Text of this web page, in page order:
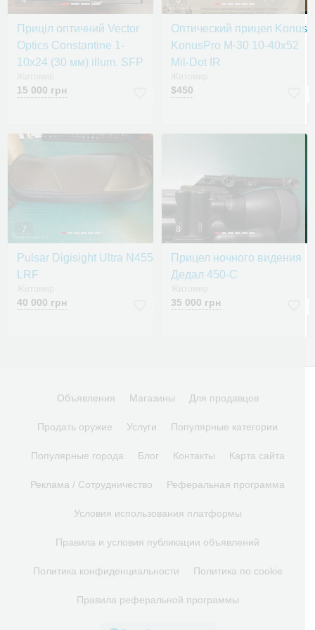
Приціл оптичний Vector
Optics Constantine 1-
10x24 (30 мм) illum. SFP
15 000 грн
Оптический прицел Konus
KonusPro M-30 10-40x52
Mil-Dot IR
$450
7
Pulsar Digisight Ultra N455
LRF
40 000 грн
8
Прицел ночного видения
Дедал 450-C
35 000 грн
Объявления Магазины Для продавцов
Продать оружие Услуги Популярные категории
Популярные города Блог Контакты Карта сайта
Реклама / Сотрудничество Реферальная программа
Условия использования платформы
Правила и условия публикации объявлений
Политика конфиденциальности Политика по cookie
Правила реферальной программы